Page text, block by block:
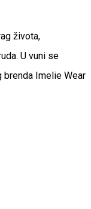
života,
U vuni se
Imelie Wear